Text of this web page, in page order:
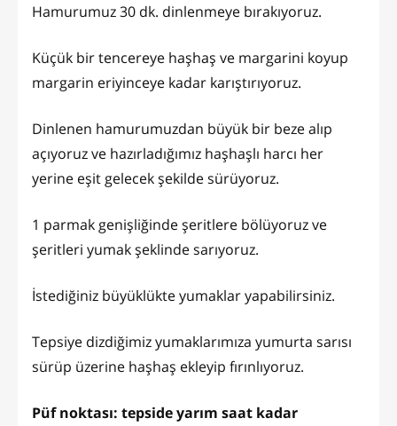
Hamurumuz 30 dk. dinlenmeye bırakıyoruz.
Küçük bir tencereye haşhaş ve margarini koyup
margarin eriyinceye kadar karıştırıyoruz.
Dinlenen hamurumuzdan büyük bir beze alıp
açıyoruz ve hazırladığımız haşhaşlı harcı her
yerine eşit gelecek şekilde sürüyoruz.
1 parmak genişliğinde şeritlere bölüyoruz ve
şeritleri yumak şeklinde sarıyoruz.
İstediğiniz büyüklükte yumaklar yapabilirsiniz.
Tepsiye dizdiğimiz yumaklarımıza yumurta sarısı
sürüp üzerine haşhaş ekleyip fırınlıyoruz.
Püf noktası: tepside yarım saat kadar